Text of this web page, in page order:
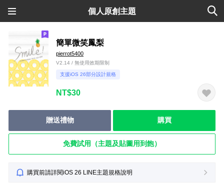
個人原創主題
簡單微笑鳳梨
pierrot5400
V2.14 / 無使用效期限制
支援iOS 26部分設計規格
NT$30
贈送禮物 購買
免費試用（主題及貼圖用到飽）
購買前請詳閱iOS 26 LINE主題規格說明